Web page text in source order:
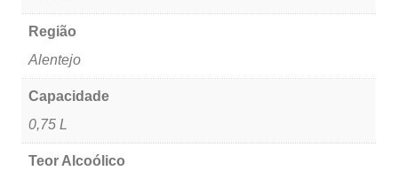
Região
Alentejo
Capacidade
0,75 L
Teor Alcoólico